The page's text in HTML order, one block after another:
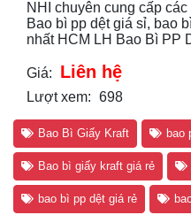
NHI chuyên cung cấp
Bao bì pp dệt giá sỉ, bao
nhất HCM LH Bao Bì PP
Giá: Liên hệ
Lượt xem: 698
Bao Bì Giấy Kraft bao
Bao bì giấy kraft giá rẻ
bao bì pp dệt giá rẻ